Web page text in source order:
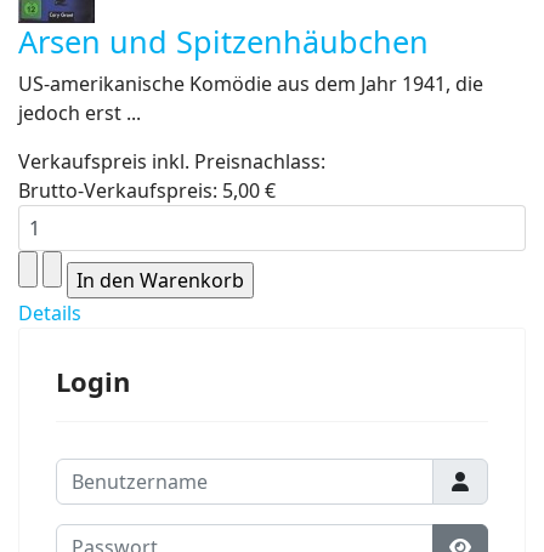
Arsen und Spitzenhäubchen
US-amerikanische Komödie aus dem Jahr 1941, die
jedoch erst ...
Verkaufspreis inkl. Preisnachlass:
Brutto-Verkaufspreis: 5,00 €
Details
Login
Benutzername
Passwort